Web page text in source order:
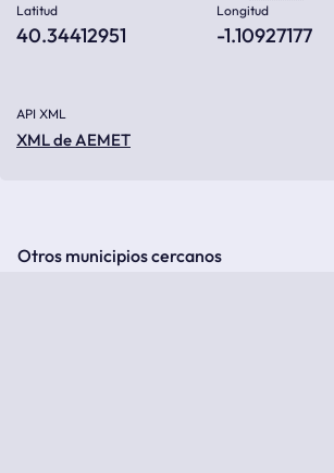
Latitud
40.34412951
Longitud
-1.10927177
API XML
XML de AEMET
Otros municipios cercanos